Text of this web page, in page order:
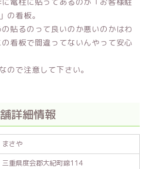
看板。
貼るのって良いのか悪いのかはわ
看板で間違ってないんやって安心
ので注意して下さい。
詳細情報
まさや
三重県度会郡大紀町錦114